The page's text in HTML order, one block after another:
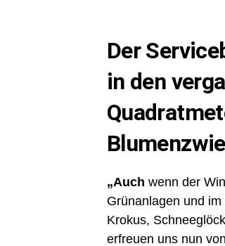
Der
in den
„Auch wenn der
Grünanlagen und
Krokus,
erfreuen uns nun